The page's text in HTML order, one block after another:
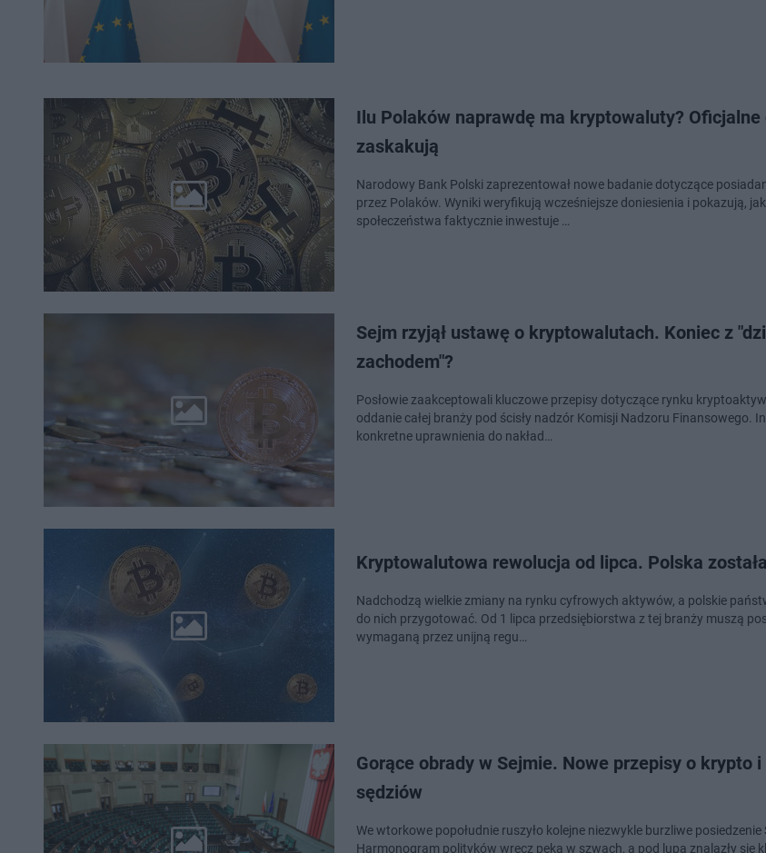
Ilu Polaków naprawdę ma kryptowaluty? Oficjalne
zaskakują
Narodowy Bank Polski zaprezentował nowe badanie dotyczące
przez Polaków. Wyniki weryfikują wcześniejsze doniesienia i pokazują,
społeczeństwa faktycznie inwestuje …
Sejm rzyjął ustawę o kryptowalutach. Koniec z
zachodem"?
Posłowie zaakceptowali kluczowe przepisy dotyczące rynku
oddanie całej branży pod ścisły nadzór Komisji Nadzoru Finansowego.
konkretne uprawnienia do nakład…
Kryptowalutowa rewolucja od lipca. Polska
Nadchodzą wielkie zmiany na rynku cyfrowych aktywów, a polskie
do nich przygotować. Od 1 lipca przedsiębiorstwa z tej branży muszą
wymaganą przez unijną regu…
Gorące obrady w Sejmie. Nowe przepisy o krypto
sędziów
We wtorkowe popołudnie ruszyło kolejne niezwykle burzliwe posiedzenie
Harmonogram polityków wręcz pęka w szwach, a pod lupą znalazły się